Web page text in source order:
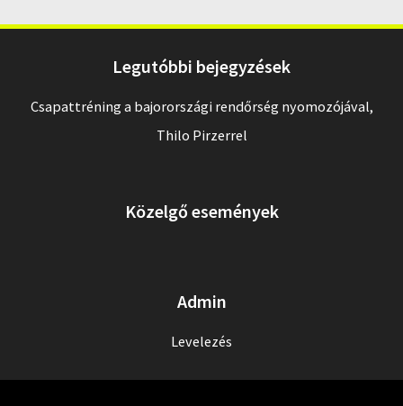
Legutóbbi bejegyzések
Csapattréning a bajorországi rendőrség nyomozójával,
Thilo Pirzerrel
Közelgő események
Admin
Levelezés